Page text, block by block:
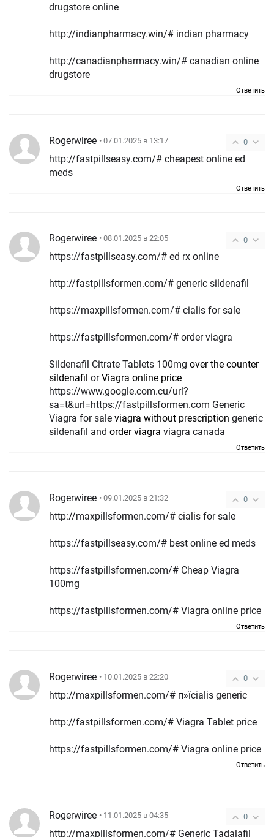
drugstore online
http://indianpharmacy.win/# indian pharmacy
http://canadianpharmacy.win/# canadian online
drugstore
Ответить
0
Rogerwiree • 07.01.2025 в 13:17
http://fastpillseasy.com/# cheapest online ed
meds
Ответить
0
Rogerwiree • 08.01.2025 в 22:05
https://fastpillseasy.com/# ed rx online
http://fastpillsformen.com/# generic sildenafil
https://maxpillsformen.com/# cialis for sale
https://fastpillsformen.com/# order viagra
Sildenafil Citrate Tablets 100mg over the counter
sildenafil orViagra online price
https://www.google.com.cu/url?
sa=t&url=https://fastpillsformen.com Generic
Viagra for sale viagra without prescription generic
sildenafil and order viagra viagra canada
Ответить
0
Rogerwiree • 09.01.2025 в 21:32
http://maxpillsformen.com/# cialis for sale
https://fastpillseasy.com/# best online ed meds
https://fastpillsformen.com/# Cheap Viagra
100mg
https://fastpillsformen.com/# Viagra online price
Ответить
0
Rogerwiree • 10.01.2025 в 22:20
http://maxpillsformen.com/# п»їcialis generic
http://fastpillsformen.com/# Viagra Tablet price
https://fastpillsformen.com/# Viagra online price
Ответить
0
Rogerwiree • 11.01.2025 в 04:35
http://maxpillsformen.com/# Generic Tadalafil